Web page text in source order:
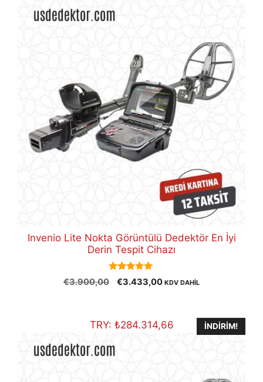
Invenio Lite Nokta Görüntülü Dedektör En İyi
Derin Tespit Cihazı
5.00
out of 5
€3.900,00
Orijinal
€3.433,00Şu
€3.433,00.
KDV DAHİL
TRY: ₺284.314,66 İNDIRIM!